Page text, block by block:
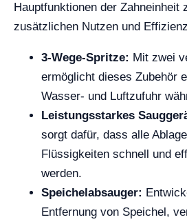
Hauptfunktionen der Zahneinheit
zusätzlichen Nutzen und
3-Wege-Spritze: Mit zwei
ermöglicht dieses Zubehör
Wasser- und Luftzufuhr
Leistungsstarkes
sorgt dafür, dass alle
Flüssigkeiten schnell und
werden.
Speichelabsauger:
Entfernung von Speichel,